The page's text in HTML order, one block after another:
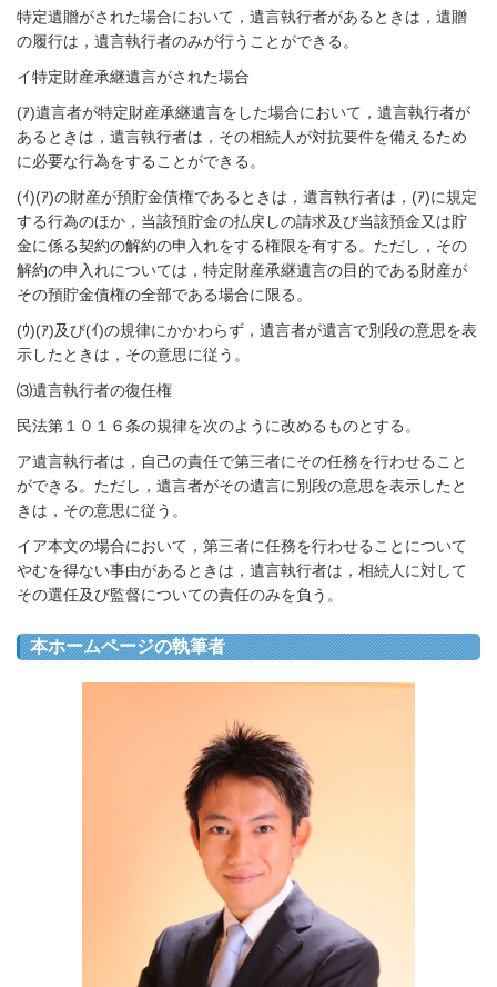
特定遺贈がされた場合において，遺言執行者があるときは，遺贈
の履行は，遺言執行者のみが行うことができる。
イ特定財産承継遺言がされた場合
(ｱ)遺言者が特定財産承継遺言をした場合において，遺言執行者が
あるときは，遺言執行者は，その相続人が対抗要件を備えるため
に必要な行為をすることができる。
(ｲ)(ｱ)の財産が預貯金債権であるときは，遺言執行者は， (ｱ)に規定
する行為のほか，当該預貯金の払戻しの請求及び当該預金又は貯
金に係る契約の解約の申入れをする権限を有する。ただし，その
解約の申入れについては，特定財産承継遺言の目的である財産が
その預貯金債権の全部である場合に限る。
(ｳ)(ｱ)及び(ｲ)の規律にかかわらず，遺言者が遺言で別段の意思を表
示したときは，その意思に従う。
⑶遺言執行者の復任権
民法第１０１６条の規律を次のように改めるものとする。
ア遺言執行者は，自己の責任で第三者にその任務を行わせること
ができる。ただし，遺言者がその遺言に別段の意思を表示したと
きは，その意思に従う。
イア本文の場合において，第三者に任務を行わせることについて
やむを得ない事由があるときは，遺言執行者は，相続人に対して
その選任及び監督についての責任のみを負う。
本ホームページの執筆者